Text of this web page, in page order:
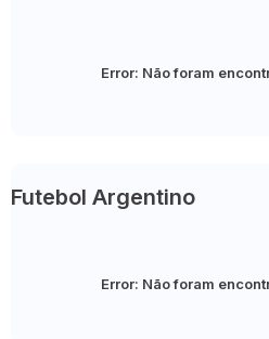
Error: Não foram
Futebol Argentino
Error: Não foram